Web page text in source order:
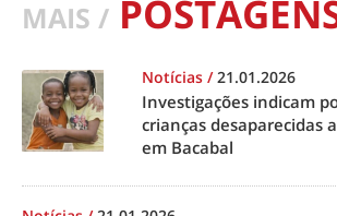
MAIS /
Notícias /21.01.2026
Investigações indicam
crianças desaparecidas
em Bacabal